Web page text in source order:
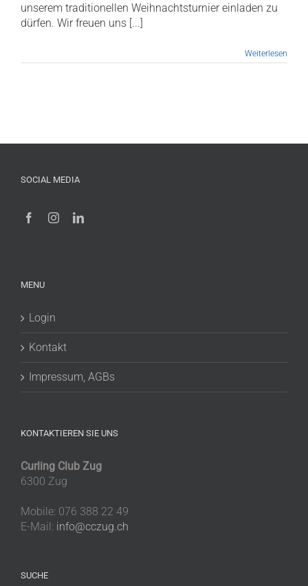
unserem traditionellen Weihnachtsturnier einladen zu
dürfen. Wir freuen uns [...]
Weiterlesen
SOCIAL MEDIA
MENU
Login
Kontakt
Impressum, AGBs
KONTAKTIEREN SIE UNS
Curling Club Zug
6300 Zug
Mobile: 076 388 22 49
E-Mail: info@cczug.ch
SUCHE